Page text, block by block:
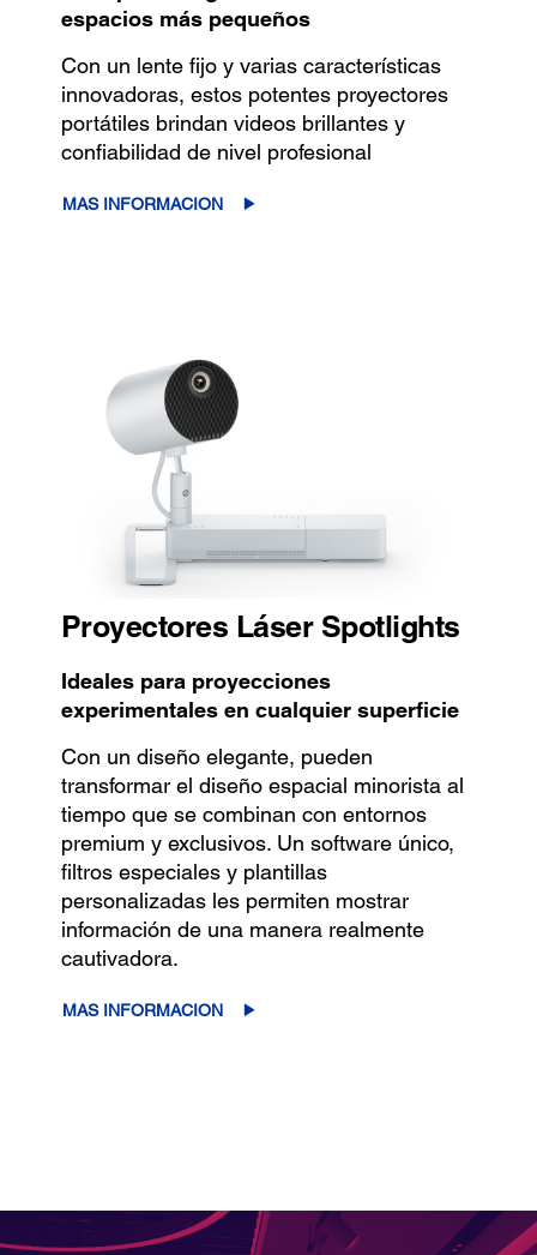
espacios más pequeños
Con un lente fijo y varias características
innovadoras, estos potentes proyectores
portátiles brindan videos brillantes y
confiabilidad de nivel profesional
MAS INFORMACION
Proyectores Láser Spotlights
Ideales para proyecciones
experimentales en cualquier superficie
Con un diseño elegante, pueden
transformar el diseño espacial minorista al
tiempo que se combinan con entornos
premium y exclusivos. Un software único,
filtros especiales y plantillas
personalizadas les permiten mostrar
información de una manera realmente
cautivadora.
MAS INFORMACION